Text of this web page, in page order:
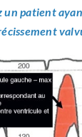
un patient